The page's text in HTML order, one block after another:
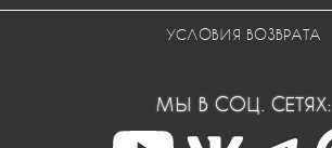
УСЛОВИЯ ВОЗВРАТА
МЫ В СОЦ. СЕТЯХ: